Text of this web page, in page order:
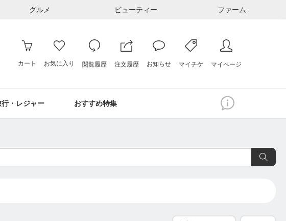
グルメ ビューティー ファーム
カート お気に入り 閲覧履歴 注文履歴 お知らせ マイチケ マイページ
行・レジャー おすすめ特集